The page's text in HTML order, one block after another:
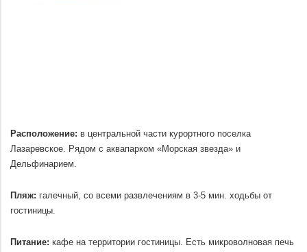
Расположение: в центральной части курортного поселка
Лазаревское. Рядом с аквапарком «Морская звезда» и
Дельфинарием.
Пляж: галечный, со всеми развлечениям в 3-5 мин. ходьбы от
гостиницы.
Питание: кафе на территории гостиницы. Есть микроволновая печь